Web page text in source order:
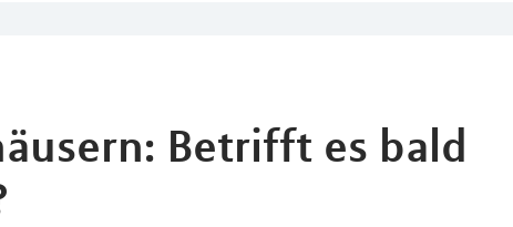
Betrifft es bald